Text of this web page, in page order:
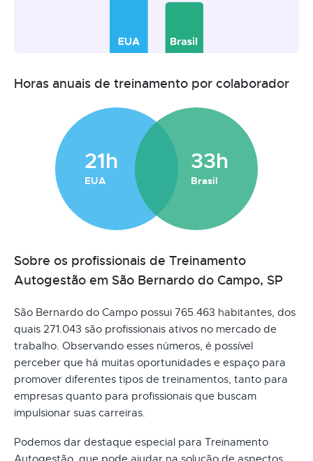
Horas anuais de treinamento por colaborador
21h
EUA
33h
Brasil
Sobre os profissionais de Treinamento
Autogestão em São Bernardo do Campo, SP
São Bernardo do Campo possui 765.463 habitantes, dos
quais 271.043 são profissionais ativos no mercado de
trabalho. Observando esses números, é possível
perceber que há muitas oportunidades e espaço para
promover diferentes tipos de treinamentos, tanto para
empresas quanto para profissionais que buscam
impulsionar suas carreiras.
Podemos dar destaque especial para Treinamento